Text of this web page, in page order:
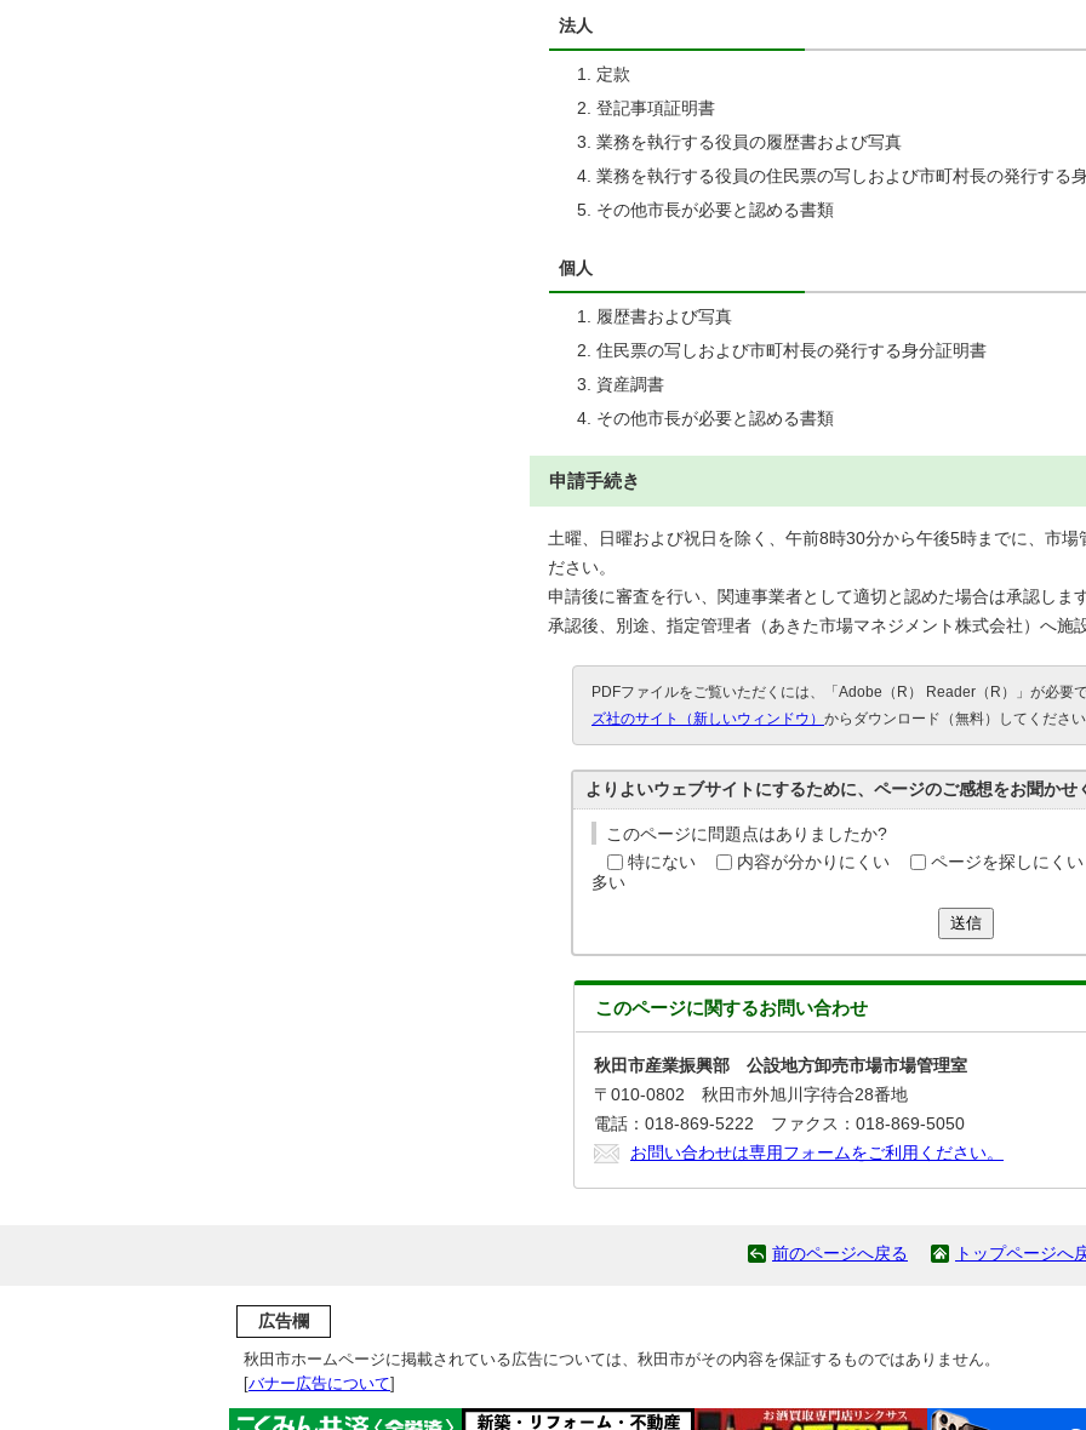
法人
定款
登記事項証明書
業務を執行する役員の履歴書および写真
業務を執行する役員の住民票の写しおよび市町村長の発行する
その他市長が必要と認める書類
個人
履歴書および写真
住民票の写しおよび市町村長の発行する身分証明書
資産調書
その他市長が必要と認める書類
申請手続き
土曜、日曜および祝日を除く、午前8時30分から午後5時までに、市場
ださい。
申請後に審査を行い、関連事業者として適切と認めた場合は承認します
承認後、別途、指定管理者（あきた市場マネジメント株式会社）へ施
PDFファイルをご覧いただくには、「Adobe（R） Reader（R）」が必要
ズ社のサイト（新しいウィンドウ） からダウンロード（無料）してください
よりよいウェブサイトにするために、ページのご感想をお聞かせ
このページに問題点はありましたか?
特にない
内容が分かりにくい ページを探しにくい
多い
送信
このページに関するお問い合わせ
秋田市産業振興部 公設地方卸売市場市場管理室
〒010-0802 秋田市外旭川字待合28番地
電話：018-869-5222 ファクス：018-869-5050
お問い合わせは専用フォームをご利用ください。
前のページへ戻る トップページへ
広告欄
秋田市ホームページに掲載されている広告については、秋田市がその内容を保証するものではありません。
[バナー広告について]